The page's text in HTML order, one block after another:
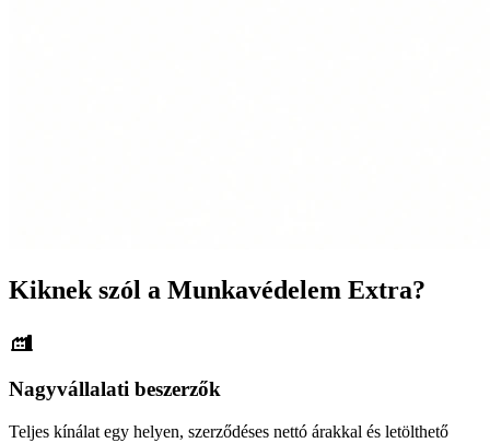
Kiknek szól a Munkavédelem Extra?
Nagyvállalati beszerzők
Teljes kínálat egy helyen, szerződéses nettó árakkal és letölthető